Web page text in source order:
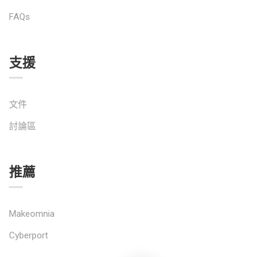
FAQs
支援
文件
討論區
推薦
Makeomnia
Cyberport